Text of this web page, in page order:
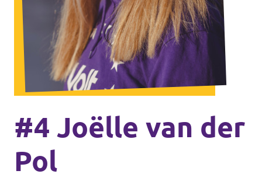
Volt Houten
Volt Soest
Volt Utrecht (Stad)
Volt Woerden
Volt Zeist
Volt Nederland
Agenda
Vacatures
Volt Amersfoort
Volt Baarn
#4 Joëlle van der
Pol